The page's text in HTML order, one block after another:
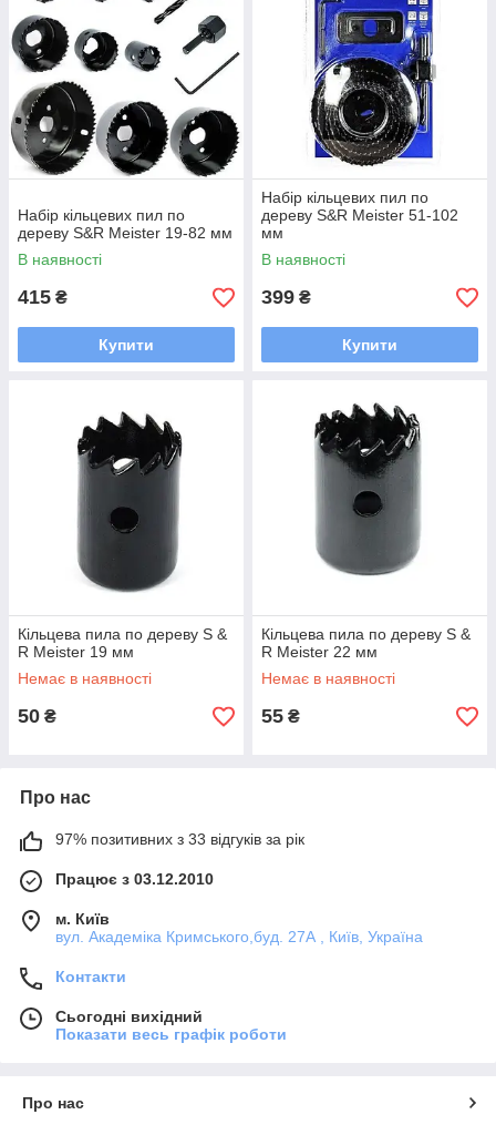
Набір кільцевих пил по
дереву S&R Meister 19-82 мм
В наявності
415 ₴
Купити
Набір кільцевих пил по
дереву S&R Meister 51-102
мм
В наявності
399 ₴
Купити
Кільцева пила по дереву S &
R Meister 19 мм
Немає в наявності
50 ₴
Кільцева пила по дереву S &
R Meister 22 мм
Немає в наявності
55 ₴
Про нас
97% позитивних з 33 відгуків за рік
Працює з 03.12.2010
м. Київ
вул. Академіка Кримського,буд. 27А , Київ, Україна
Контакти
Сьогодні вихідний
Показати весь графік роботи
Про нас